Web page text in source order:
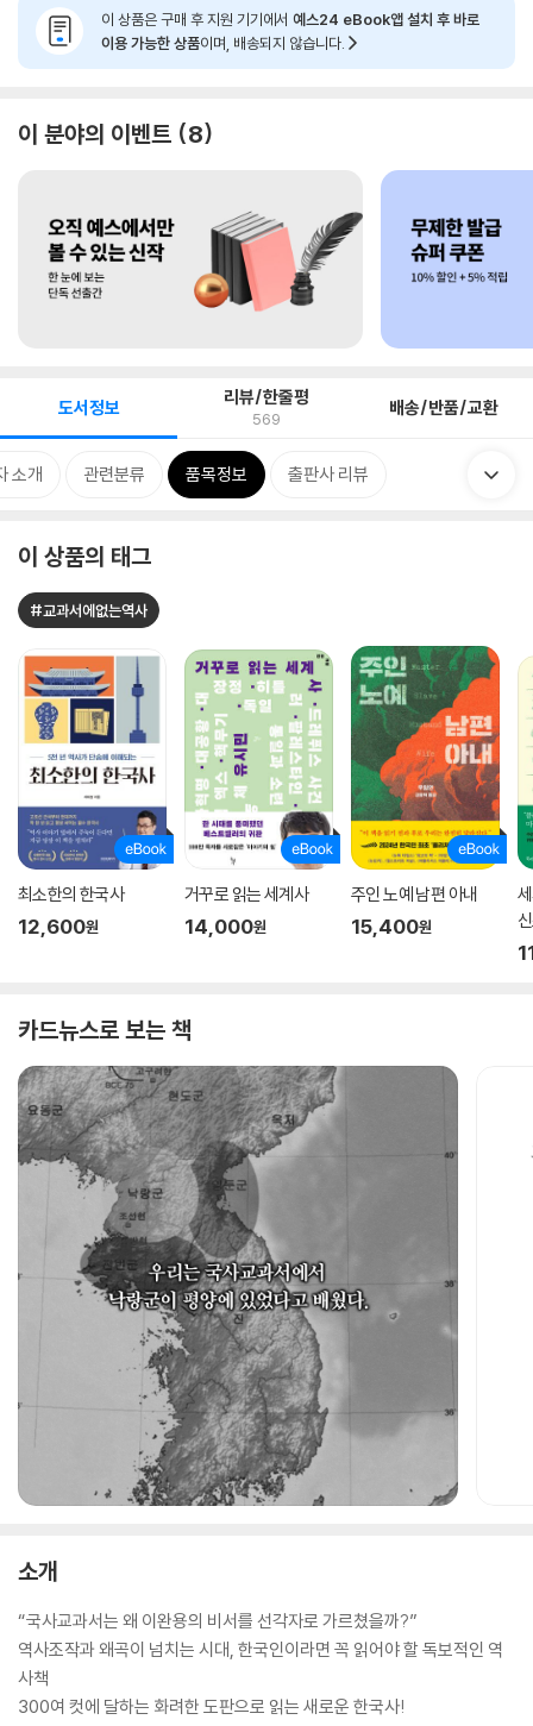
이 상품은 구매 후 지원 기기에서 예스24 eBook앱 설치 후 바로
이용 가능한 상품이며, 배송되지 않습니다.
이 분야의 이벤트 8
도서정보 리뷰/한줄평
569 배송/반품/교환
소개 관련분류 품목정보 출판사 리뷰
이 상품의 태그
#교과서에없는역사
최소한의 한국사
12,600원
거꾸로 읽는 세계사
14,000원
주인 노예 남편 아내
15,400원
카드뉴스로 보는 책
소개
“국사교과서는 왜 이완용의 비서를 선각자로 가르쳤을까?”
역사조작과 왜곡이 넘치는 시대, 한국인이라면 꼭 읽어야 할 독보적인 역
사책
300여 컷에 달하는 화려한 도판으로 읽는 새로운 한국사!